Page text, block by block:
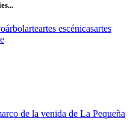
árbolarteartes escénicasartes
de la venida de La Pequeña